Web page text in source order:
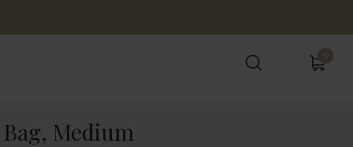
0
Medium